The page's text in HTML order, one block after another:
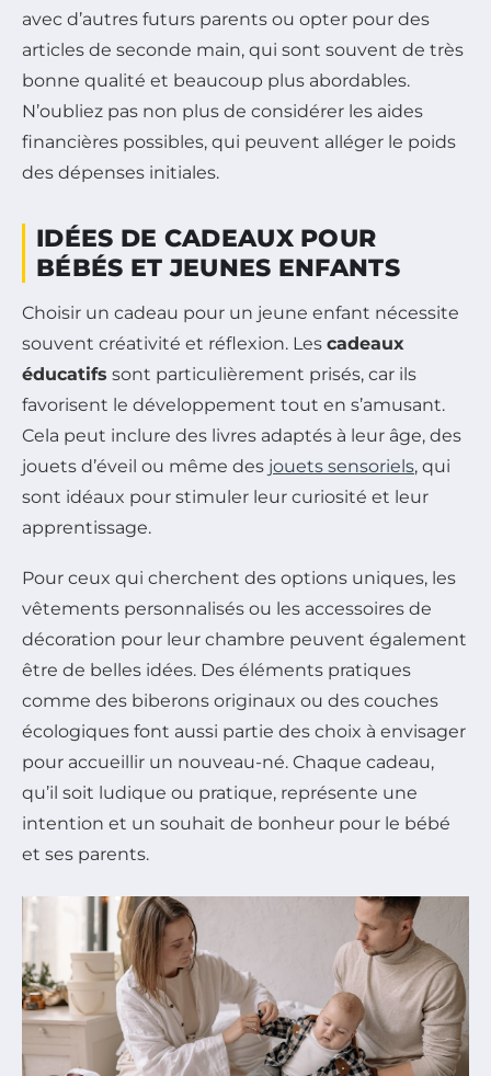
avec d’autres futurs parents ou opter pour des
articles de seconde main, qui sont souvent de très
bonne qualité et beaucoup plus abordables.
N’oubliez pas non plus de considérer les aides
financières possibles, qui peuvent alléger le poids
des dépenses initiales.
IDÉES DE CADEAUX POUR
BÉBÉS ET JEUNES ENFANTS
Choisir un cadeau pour un jeune enfant nécessite
souvent créativité et réflexion. Les cadeaux
éducatifs sont particulièrement prisés, car ils
favorisent le développement tout en s’amusant.
Cela peut inclure des livres adaptés à leur âge, des
jouets d’éveil ou même des jouets sensoriels, qui
sont idéaux pour stimuler leur curiosité et leur
apprentissage.
Pour ceux qui cherchent des options uniques, les
vêtements personnalisés ou les accessoires de
décoration pour leur chambre peuvent également
être de belles idées. Des éléments pratiques
comme des biberons originaux ou des couches
écologiques font aussi partie des choix à envisager
pour accueillir un nouveau-né. Chaque cadeau,
qu’il soit ludique ou pratique, représente une
intention et un souhait de bonheur pour le bébé
et ses parents.